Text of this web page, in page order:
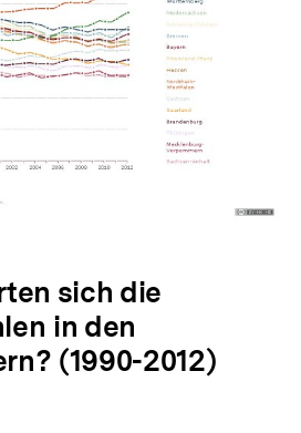
sich die
in den
(1990-2012)